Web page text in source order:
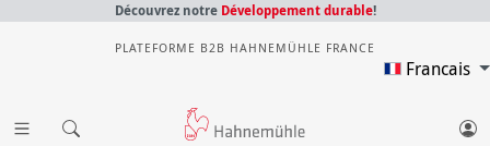
Découvrez notre Développement durable!
PLATEFORME B2B HAHNEMÜHLE FRANCE
Francais